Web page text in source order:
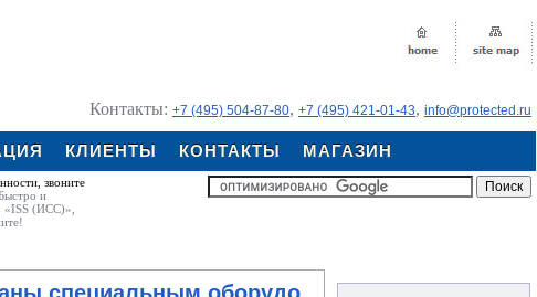
Контакты: +7 (495) 504-87-80, +7 (495) 421-01-43, info@protected.ru
КЛИЕНТЫ КОНТАКТЫ МАГАЗИН
звоните
и
«ISS (ИСС)»,